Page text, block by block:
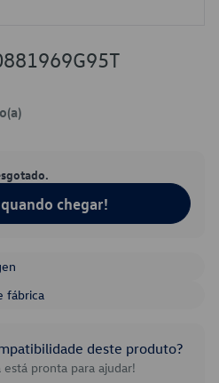
chegar!
fábrica
deste produto?
está pronta para ajudar!